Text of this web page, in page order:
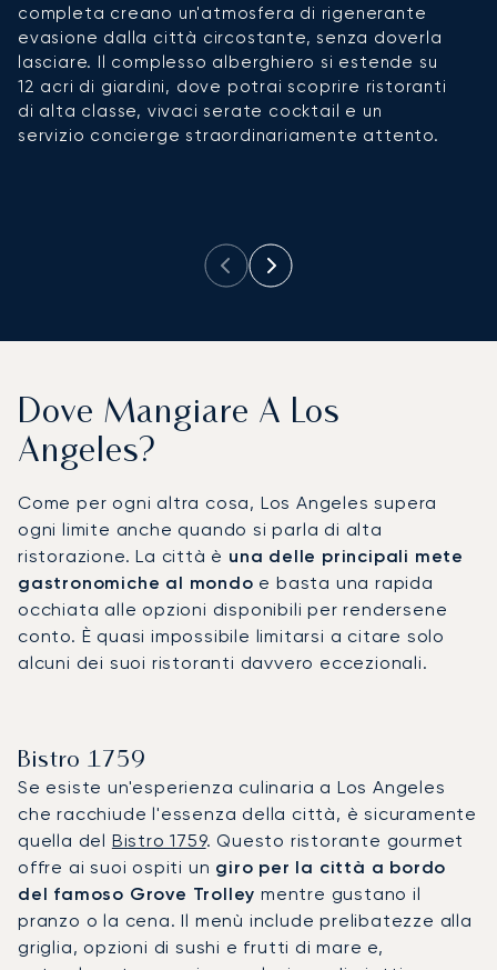
completa creano un'atmosfera di rigenerante
evasione dalla città circostante, senza doverla
lasciare. Il complesso alberghiero si estende su
12 acri di giardini, dove potrai scoprire ristoranti
di alta classe, vivaci serate cocktail e un
servizio concierge straordinariamente attento.
Dove Mangiare A Los
Angeles?
Come per ogni altra cosa, Los Angeles supera
ogni limite anche quando si parla di alta
ristorazione. La città è una delle principali mete
gastronomiche al mondo e basta una rapida
occhiata alle opzioni disponibili per rendersene
conto. È quasi impossibile limitarsi a citare solo
alcuni dei suoi ristoranti davvero eccezionali.
Bistro 1759
Se esiste un'esperienza culinaria a Los Angeles
che racchiude l'essenza della città, è sicuramente
quella del Bistro 1759. Questo ristorante gourmet
offre ai suoi ospiti un giro per la città a bordo
del famoso Grove Trolley mentre gustano il
pranzo o la cena. Il menù include prelibatezze alla
griglia, opzioni di sushi e frutti di mare e,